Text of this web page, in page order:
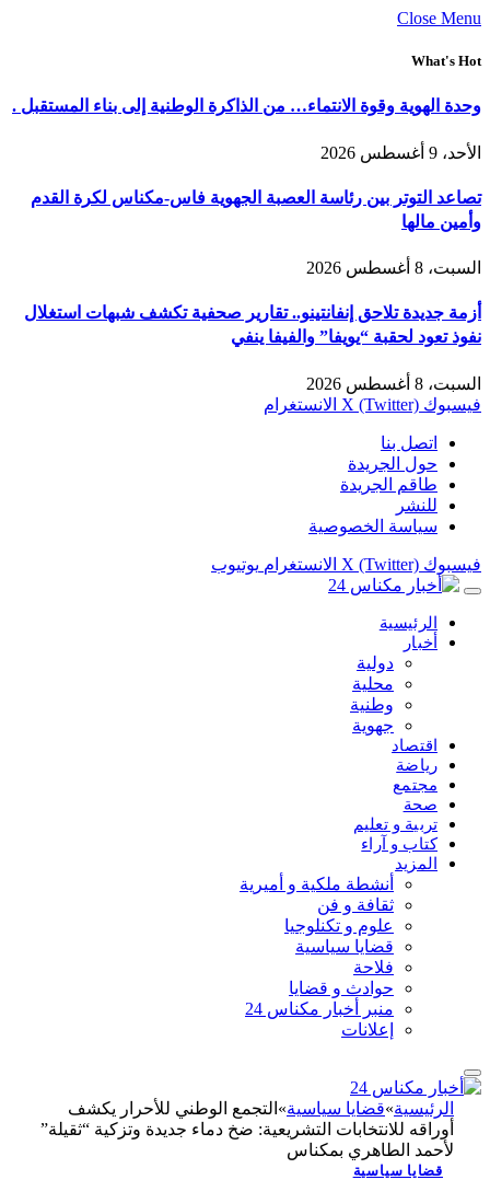
Close Menu
What's Hot
وحدة الهوية وقوة الانتماء… من الذاكرة الوطنية إلى بناء المستقبل .
الأحد، 9 أغسطس 2026
تصاعد التوتر بين رئاسة العصبة الجهوية فاس-مكناس لكرة القدم
وأمين مالها
السبت، 8 أغسطس 2026
أزمة جديدة تلاحق إنفانتينو.. تقارير صحفية تكشف شبهات استغلال
نفوذ تعود لحقبة “يويفا” والفيفا ينفي
السبت، 8 أغسطس 2026
فيسبوك X (Twitter) الانستغرام
اتصل بنا
حول الجريدة
طاقم الجريدة
للنشر
سياسة الخصوصية
فيسبوك X (Twitter) الانستغرام يوتيوب
الرئيسية
أخبار
دولية
محلية
وطنية
جهوية
اقتصاد
رياضة
مجتمع
صحة
تربية و تعليم
كتاب و آراء
المزيد
أنشطة ملكية و أميرية
ثقافة و فن
علوم و تكنلوجيا
قضايا سياسية
فلاحة
حوادث و قضايا
منبر أخبار مكناس 24
إعلانات
الرئيسية»قضايا سياسية» التجمع الوطني للأحرار يكشف
أوراقه للانتخابات التشريعية: ضخ دماء جديدة وتزكية “ثقيلة”
لأحمد الطاهري بمكناس
قضايا سياسية